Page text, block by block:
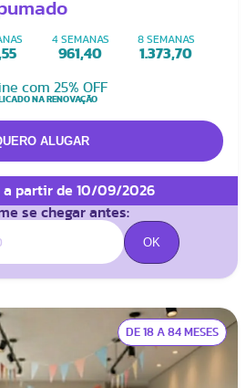
4 SEMANAS
961,40
8 SEMANAS
1.373,70
com 25% OFF
NA RENOVAÇÃO
a partir de 10/09/2026
se chegar antes:
DE 18 A 84 MESES